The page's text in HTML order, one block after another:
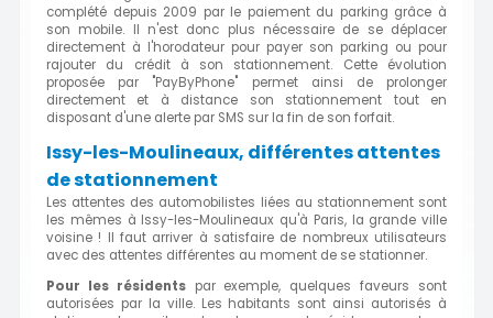
complété depuis 2009 par le paiement du parking grâce à
son mobile. Il n'est donc plus nécessaire de se déplacer
directement à l'horodateur pour payer son parking ou pour
rajouter du crédit à son stationnement. Cette évolution
proposée par "PayByPhone" permet ainsi de prolonger
directement et à distance son stationnement tout en
disposant d'une alerte par SMS sur la fin de son forfait.
Issy-les-Moulineaux, différentes attentes
de stationnement
Les attentes des automobilistes liées au stationnement sont
les mêmes à Issy-les-Moulineaux qu'à Paris, la grande ville
voisine ! Il faut arriver à satisfaire de nombreux utilisateurs
avec des attentes différentes au moment de se stationner.
Pour les résidentspar exemple, quelques faveurs sont
autorisées par la ville. Les habitants sont ainsi autorisés à